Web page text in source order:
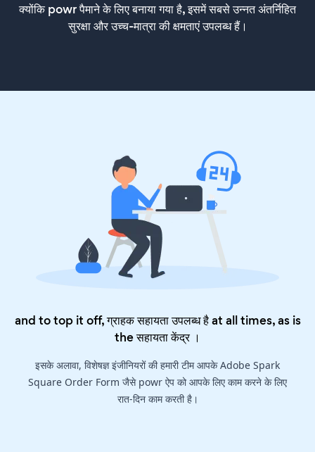
क्योंकि powr पैमाने के लिए बनाया गया है, इसमें सबसे उन्नत अंतर्निहित
सुरक्षा और उच्च-मात्रा की क्षमताएं उपलब्ध हैं।
and to top it off, ग्राहक सहायता उपलब्ध है at all times, as is
theसहायता केंद्र।
इसके अलावा, विशेषज्ञ इंजीनियरों की हमारी टीम आपके Adobe Spark
Square Order Form जैसे powr ऐप को आपके लिए काम करने के लिए
रात-दिन काम करती है।